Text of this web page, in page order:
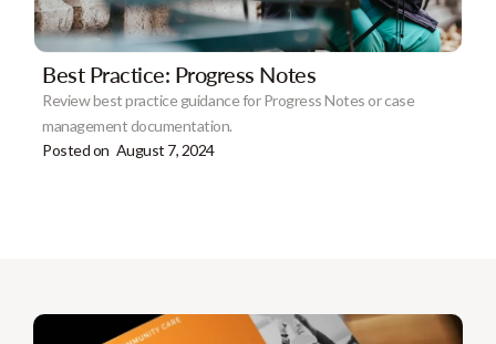
Best Practice: Progress Notes
Review best practice guidance for Progress Notes or case
management documentation.
Posted on August 7, 2024